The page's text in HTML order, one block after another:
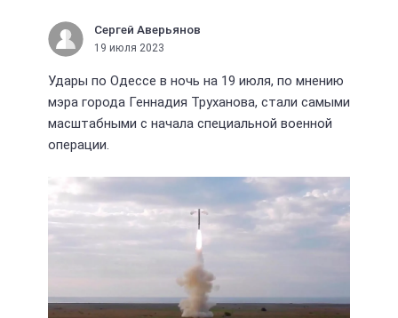
Сергей Аверьянов
19 июля 2023
Удары по Одессе в ночь на 19 июля, по мнению
мэра города Геннадия Труханова, стали самыми
масштабными с начала специальной военной
операции.